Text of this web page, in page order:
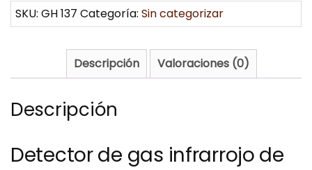
SKU: GH 137 Categoría: Sin categorizar
Descripción Valoraciones (0)
Descripción
Detector de gas infrarrojo de